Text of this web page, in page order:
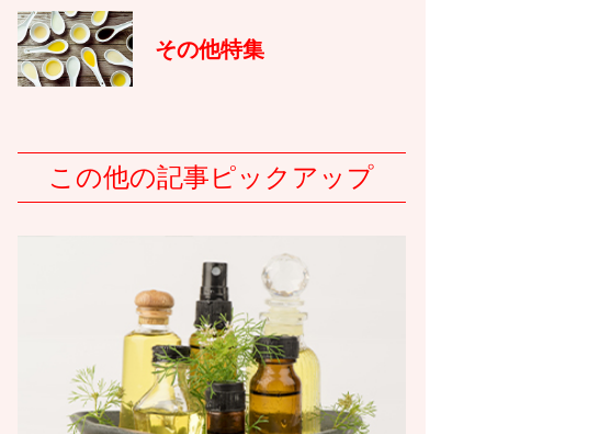
その他特集
この他の記事ピックアップ